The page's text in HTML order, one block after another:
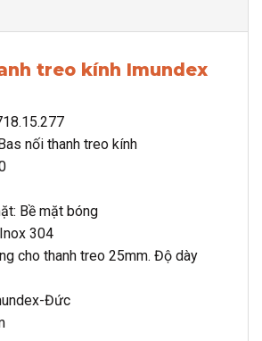
treo kính Imundex
nối thanh treo kính
Bề mặt bóng
304
cho thanh treo 25mm. Độ dày
Đức